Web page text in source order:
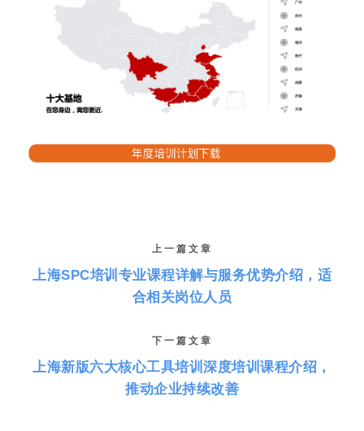
上一篇文章
上海SPC培训专业课程详解与服务优势介绍，适
合相关岗位人员
下一篇文章
上海新版六大核心工具培训深度培训课程介绍，
推动企业持续改善